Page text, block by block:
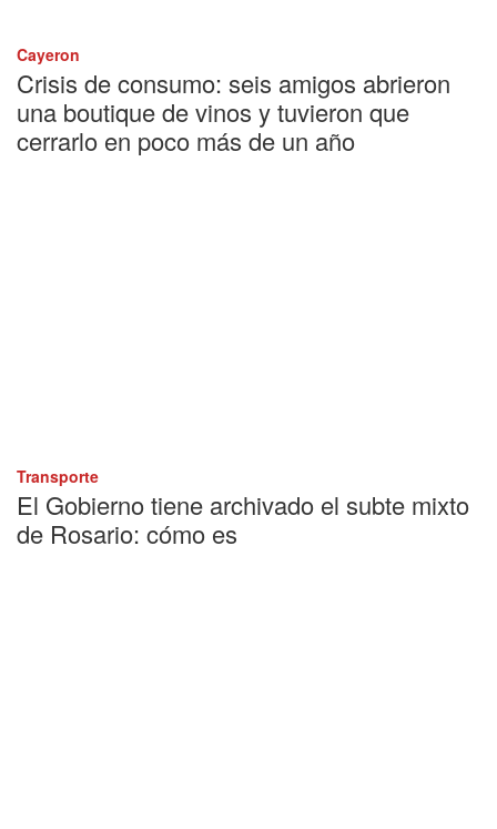
Cayeron
Crisis de consumo: seis amigos abrieron
una boutique de vinos y tuvieron que
cerrarlo en poco más de un año
Transporte
El Gobierno tiene archivado el subte mixto
de Rosario: cómo es